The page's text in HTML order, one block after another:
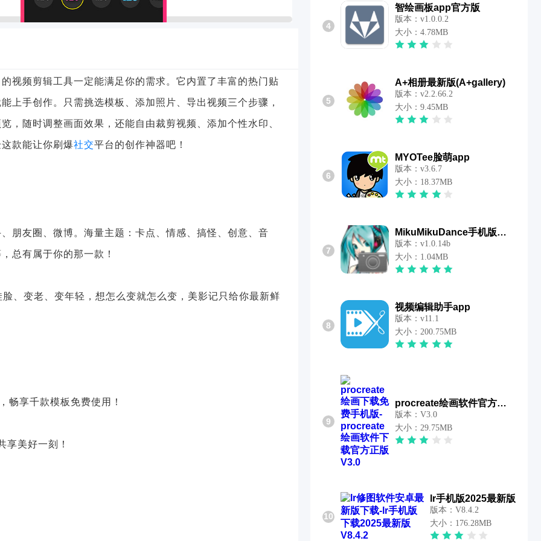
视频剪辑工具一定能满足你的需求。它内置了丰富的热门贴
上手创作。只需挑选模板、添加照片、导出视频三个步骤，
，随时调整画面效果，还能自由裁剪视频、添加个性水印、
款能让你刷爆社交平台的创作神器吧！
朋友圈、微博。海量主题：卡点、情感、搞怪、创意、音
总有属于你的那一款！
、变老、变年轻，想怎么变就怎么变，美影记只给你最新鲜
畅享千款模板免费使用！
享美好一刻！
4
智绘画板app官方版
版本：v1.0.0.2
大小：4.78MB
5
A+相册最新版(A+gallery)
版本：v2.2.66.2
大小：9.45MB
6
MYOTee脸萌app
版本：v3.6.7
大小：18.37MB
7
MikuMikuDance手机版汉化版
版本：v1.0.14b
大小：1.04MB
8
视频编辑助手app
版本：v11.1
大小：200.75MB
9
procreate绘画软件官方正版
版本：V3.0
大小：29.75MB
10
lr手机版2025最新版
版本：V8.4.2
大小：176.28MB